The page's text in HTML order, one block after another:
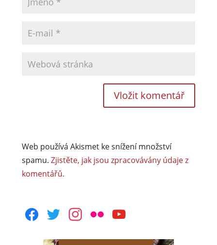
Web používá Akismet ke snížení množství
spamu. Zjistěte, jak jsou zpracovávány údaje z
komentářů.
facebooktwitterinstagram
flickr youtube